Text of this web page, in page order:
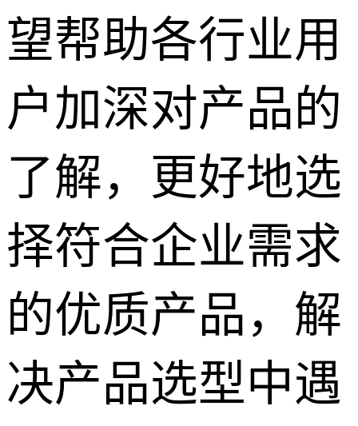
望帮助各行业用
户加深对产品的
了解，更好地选
择符合企业需求
的优质产品，解
决产品选型中遇